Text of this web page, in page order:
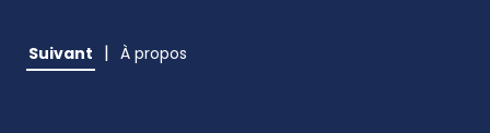
Suivant | À propos